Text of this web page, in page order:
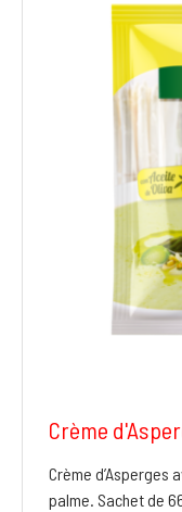
Crème
Crème d’Asperges
palme. Sachet de